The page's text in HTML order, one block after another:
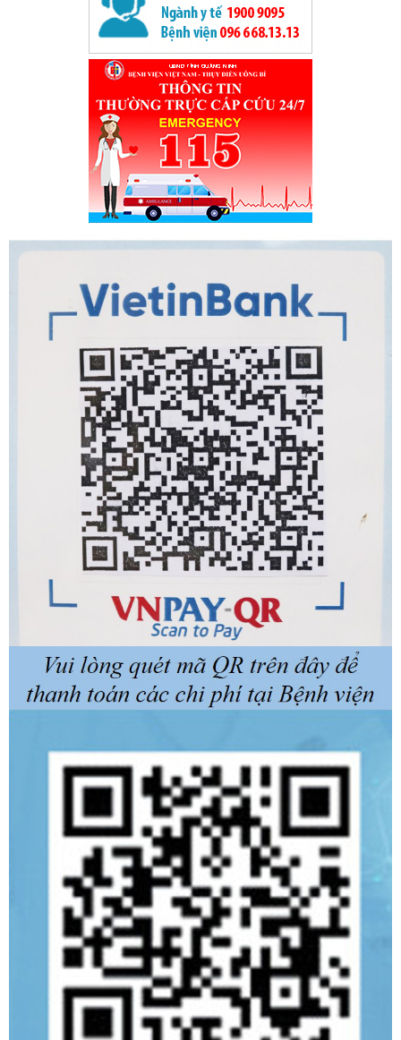
Khoa Ngoại Tiêu hóa và Tổng hợp
Khoa Chấn thương - Chỉnh hình và Bỏng
Khoa Ngoại thần kinh
Khoa Phẫu thuật - Can thiệp tim mạch và Lồng ngực
Khoa Điều trị theo yêu cầu
Khoa Bệnh nhiệt đới
Khoa Chẩn đoán hình ảnh
Khoa Giải phẫu bệnh
Khoa Hóa sinh
Khoa Huyết học - Truyền máu
Khoa Kiểm soát nhiễm khuẩn
Phòng Kế hoạch tổng hợp
Phòng Điều dưỡng
Phòng Tài chính kế toán
Phòng Hành chính quản trị
Phòng Vật tư - Thiết bị y tế
Phòng Tổ chức cán bộ
Phòng Quản lý chất lượng
Khoa Sơ sinh
Khoa Tai Mũi Họng
Khoa Răng Hàm Mặt
Khoa Hồi sức tích cực Nội
Khoa Y Học Cổ Truyền
Khoa Khám bệnh
Khoa Cấp cứu
Khoa Dinh dưỡng
Khoa Hoá trị can thiệp và Chăm sóc giảm nhẹ
Khoa Phẫu trị - Xạ trị & Y học hạt nhân